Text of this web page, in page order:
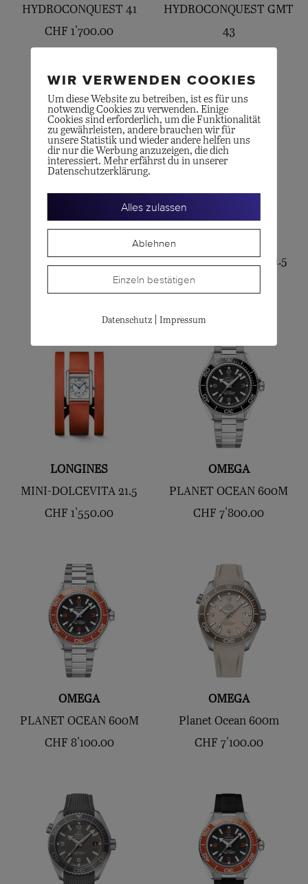
HYDROCONQUEST 41
CHF 1'700.00
HYDROCONQUEST GMT
43
3'200.00
MINI-DOLCEVITA 21.5
CHF
LONGINES
MINI-DOLCEVITA 21.5
CHF 1'550.00
OMEGA
PLANET OCEAN 600M
CHF 7'800.00
OMEGA
PLANET OCEAN 600M
CHF 8'100.00
OMEGA
Planet Ocean 600m
CHF 7'100.00
WIR VERWENDEN COOKIES
Um diese Website zu betreiben, ist es für uns
notwendig Cookies zu verwenden. Einige
Cookies sind erforderlich, um die Funktionalität
zu gewährleisten, andere brauchen wir für
unsere Statistik und wieder andere helfen uns
dir nur die Werbung anzuzeigen, die dich
interessiert. Mehr erfährst du in unserer
Datenschutzerklärung.
Alles zulassen
Ablehnen
Einzeln bestätigen
Datenschutz| Impressum